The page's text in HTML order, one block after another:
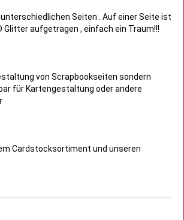
Seiten . Auf einer Seite ist
Glitter aufgetragen , einfach ein Traum!!!
von Scrapbookseiten sondern
für Kartengestaltung oder andere
Cardstocksortiment und unseren